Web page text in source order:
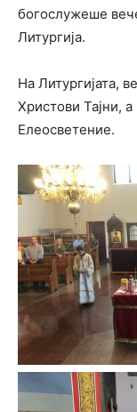
богослужеше
Литургија.
На Литургијата,
Христови Тајни,
Елеосветение.